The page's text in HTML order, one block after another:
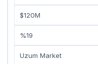
$120M
%19
Uzum Market